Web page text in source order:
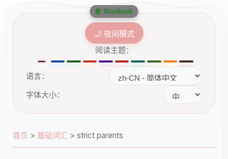
🌙 夜间模式
阅读主题：
语言：
字体大小：
首页 > 基础词汇 > strict parents
📘 Wordbook